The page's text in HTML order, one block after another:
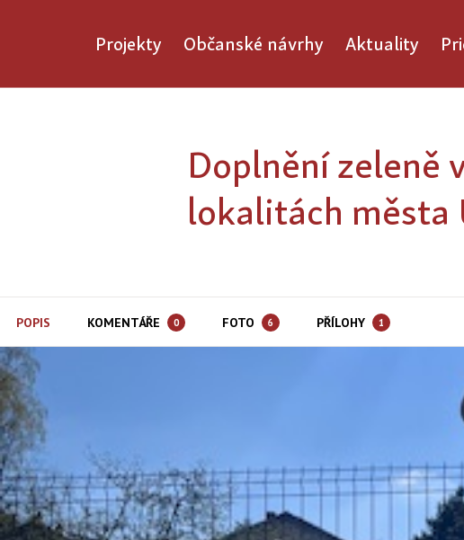
Projekty Občanské návrhy Aktuality
Doplnění zeleně
lokalitách města
POPIS KOMENTÁŘE 0 FOTO 6 PŘÍLOHY 1